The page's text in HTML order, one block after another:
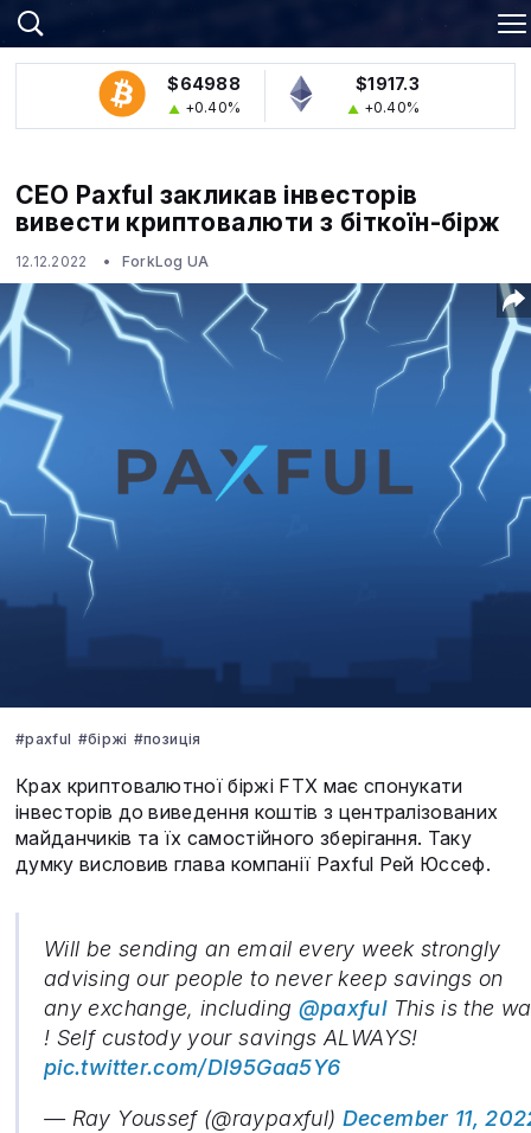
$64988
+0.40%
$1917.3
+0.40%
CEO Paxful закликав інвесторів
вивести криптовалюти з біткоїн-бірж
12.12.2022 ForkLog UA
#paxful #біржі #позиція
Крах криптовалютної біржі FTX має спонукати
інвесторів до виведення коштів з централізованих
майданчиків та їх самостійного зберігання. Таку
думку висловив глава компанії Paxful Рей Юссеф.
Will be sending an email every week strongly
advising our people to never keep savings on
any exchange, including @paxfulThis is the
! Self custody your savings ALWAYS!
pic.twitter.com/DI95Gaa5Y6
— Ray Youssef (@raypaxful) December 11,